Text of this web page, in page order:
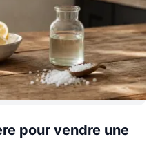
pour vendre une